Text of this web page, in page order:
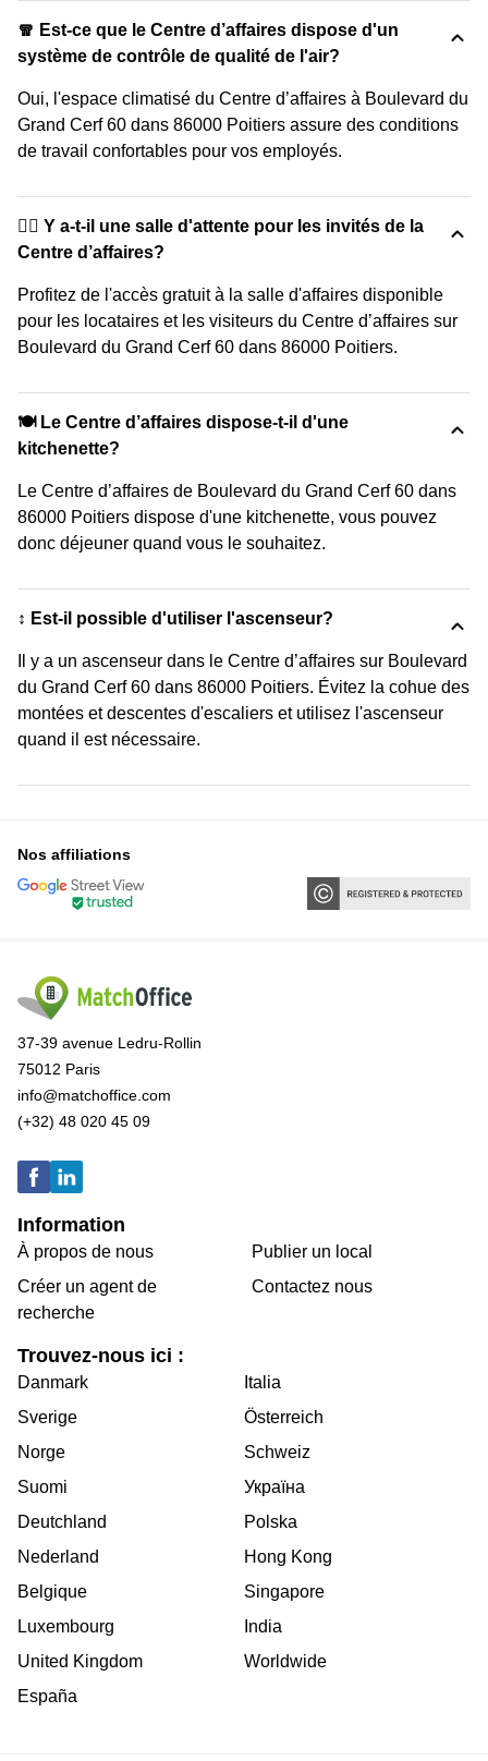
🧣 Est-ce que le Centre d’affaires dispose d'un
système de contrôle de qualité de l'air?
Oui, l'espace climatisé du Centre d’affaires à Boulevard du
Grand Cerf 60 dans 86000 Poitiers assure des conditions
de travail confortables pour vos employés.
🙋‍♀️ Y a-t-il une salle d'attente pour les invités de la
Centre d’affaires?
Profitez de l'accès gratuit à la salle d'affaires disponible
pour les locataires et les visiteurs du Centre d’affaires sur
Boulevard du Grand Cerf 60 dans 86000 Poitiers.
🍽️ Le Centre d’affaires dispose-t-il d'une
kitchenette?
Le Centre d’affaires de Boulevard du Grand Cerf 60 dans
86000 Poitiers dispose d'une kitchenette, vous pouvez
donc déjeuner quand vous le souhaitez.
↕️ Est-il possible d'utiliser l'ascenseur?
Il y a un ascenseur dans le Centre d’affaires sur Boulevard
du Grand Cerf 60 dans 86000 Poitiers. Évitez la cohue des
montées et descentes d'escaliers et utilisez l'ascenseur
quand il est nécessaire.
Nos affiliations
37-39 avenue Ledru-Rollin
75012 Paris
info@matchoffice.com
(+32) 48 020 45 09
Information
À propos de nous
Créer un agent de
recherche
Publier un local
Contactez nous
Trouvez-nous ici :
Danmark
Sverige
Norge
Suomi
Deutchland
Nederland
Belgique
Luxembourg
United Kingdom
España
Italia
Österreich
Schweiz
Україна
Polska
Hong Kong
Singapore
India
Worldwide